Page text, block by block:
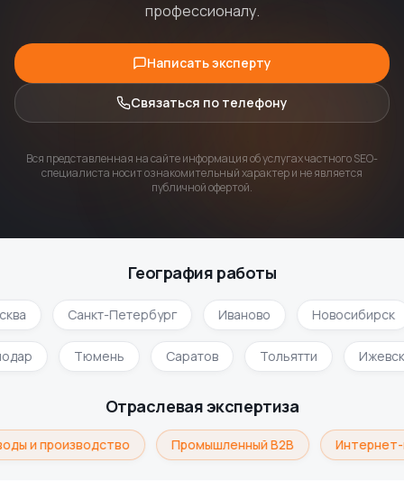
профессионалу.
Написать эксперту
Связаться по телефону
Вся представленная на сайте информация об услугах частного SEO-
специалиста носит ознакомительный характер и не является
публичной офертой.
География работы
Санкт-Петербург Иваново Новосибирск
Тюмень Саратов Тольятти
Отраслевая экспертиза
и производство Промышленный B2B Интернет-